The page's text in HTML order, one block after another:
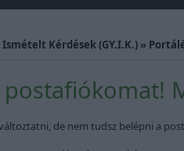
Kérdések (GY.I.K.)»
de nem tudsz belépni a